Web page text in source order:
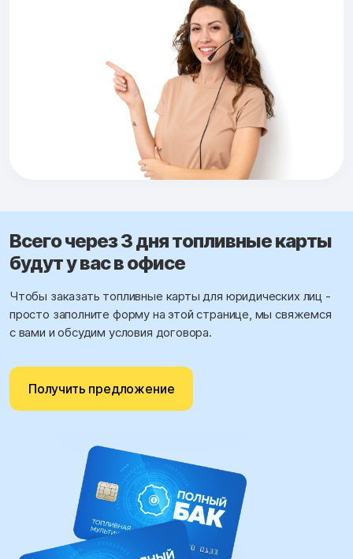
Всего через 3 дня топливные карты
будут у вас в офисе
Чтобы заказать топливные карты для юридических лиц -
просто заполните форму на этой странице, мы свяжемся
с вами и обсудим условия договора.
Получить предложение